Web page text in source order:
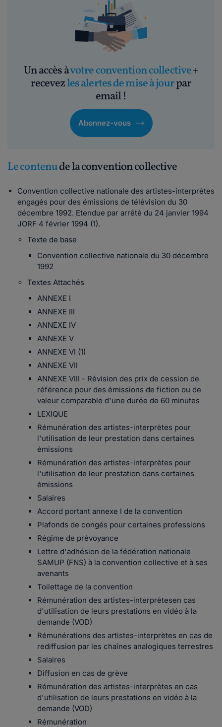
Un accès àvotre convention collective+
recevezles alertes de mise à jourpar
email !
Abonnez-vous
Le contenude la convention collective
Convention collective nationale des artistes-interprètes
engagés pour des émissions de télévision du 30
décembre 1992. Etendue par arrêté du 24 janvier 1994
JORF 4 février 1994 (1).
Texte de base
Convention collective nationale du 30 décembre
1992
Textes Attachés
ANNEXE I
ANNEXE III
ANNEXE IV
ANNEXE V
ANNEXE VI (1)
ANNEXE VII
ANNEXE VIII - Révision des prix de cession de
référence pour des émissions de fiction ou de
valeur comparable d'une durée de 60 minutes
LEXIQUE
Rémunération des artistes-interprètes pour
l'utilisation de leur prestation dans certaines
émissions
Rémunération des artistes-interprètes pour
l'utilisation de leur prestation dans certaines
émissions
Salaires
Accord portant annexe I de la convention
Plafonds de congés pour certaines professions
Régime de prévoyance
Lettre d'adhésion de la fédération nationale
SAMUP (FNS) à la convention collective et à ses
avenants
Toilettage de la convention
Rémunération des artistes-interprètesen cas
d'utilisation de leurs prestations en vidéo à la
demande (VOD)
Rémunérations des artistes-interprètes en cas de
rediffusion par les chaînes analogiques terrestres
Salaires
Diffusion en cas de grève
Rémunération des artistes-interprètes en cas
d'utilisation de leurs prestations en vidéo à la
demande (VOD)
Rémunération